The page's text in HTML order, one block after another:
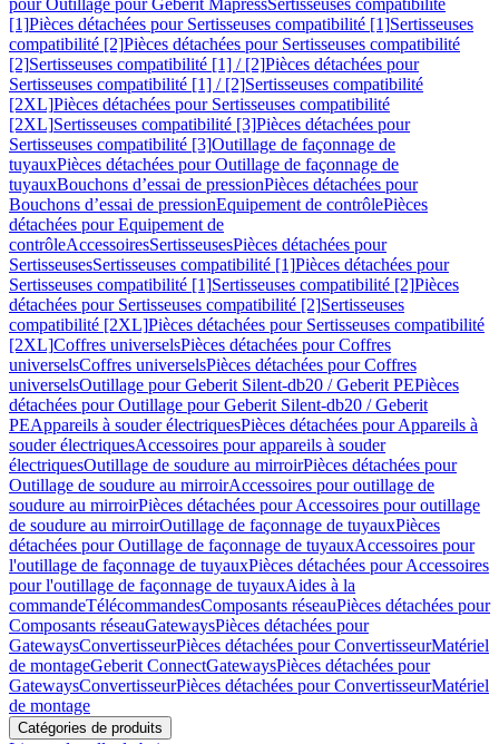
pour Outillage pour Geberit MapressSertisseuses compatibilité
[1]Pièces détachées pour Sertisseuses compatibilité [1]Sertisseuses
compatibilité [2]Pièces détachées pour Sertisseuses compatibilité
[2]Sertisseuses compatibilité [1] / [2]Pièces détachées pour
Sertisseuses compatibilité [1] / [2]Sertisseuses compatibilité
[2XL]Pièces détachées pour Sertisseuses compatibilité
[2XL]Sertisseuses compatibilité [3]Pièces détachées pour
Sertisseuses compatibilité [3]Outillage de façonnage de
tuyauxPièces détachées pour Outillage de façonnage de
tuyauxBouchons d’essai de pressionPièces détachées pour
Bouchons d’essai de pressionEquipement de contrôlePièces
détachées pour Equipement de
contrôleAccessoiresSertisseusesPièces détachées pour
SertisseusesSertisseuses compatibilité [1]Pièces détachées pour
Sertisseuses compatibilité [1]Sertisseuses compatibilité [2]Pièces
détachées pour Sertisseuses compatibilité [2]Sertisseuses
compatibilité [2XL]Pièces détachées pour Sertisseuses compatibilité
[2XL]Coffres universelsPièces détachées pour Coffres
universelsCoffres universelsPièces détachées pour Coffres
universelsOutillage pour Geberit Silent-db20 / Geberit PEPièces
détachées pour Outillage pour Geberit Silent-db20 / Geberit
PEAppareils à souder électriquesPièces détachées pour Appareils à
souder électriquesAccessoires pour appareils à souder
électriquesOutillage de soudure au mirroirPièces détachées pour
Outillage de soudure au mirroirAccessoires pour outillage de
soudure au mirroirPièces détachées pour Accessoires pour outillage
de soudure au mirroirOutillage de façonnage de tuyauxPièces
détachées pour Outillage de façonnage de tuyauxAccessoires pour
l'outillage de façonnage de tuyauxPièces détachées pour Accessoires
pour l'outillage de façonnage de tuyauxAides à la
commandeTélécommandesComposants réseauPièces détachées pour
Composants réseauGatewaysPièces détachées pour
GatewaysConvertisseurPièces détachées pour ConvertisseurMatériel
de montageGeberit ConnectGatewaysPièces détachées pour
GatewaysConvertisseurPièces détachées pour ConvertisseurMatériel
de montage
Catégories de produits